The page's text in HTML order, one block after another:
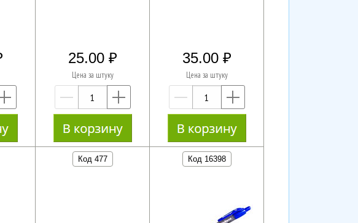
25.00
Цена за штуку
—
35.00
Цена за штуку
—
Код 477 Код 16398